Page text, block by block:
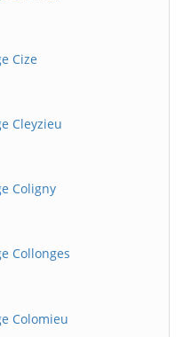
Cize
Cleyzieu
Coligny
Collonges
Colomieu